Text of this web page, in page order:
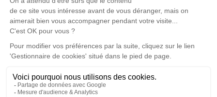
5/5 - 4 avis
Nos Services
Organiser des obsèques
Monuments funéraires
Services aux familles
Liens utiles
Avis de décès
Demande de rendez-vous en
agence
Politique de traitement des données personnelles
Politique d’utilisation des cookies